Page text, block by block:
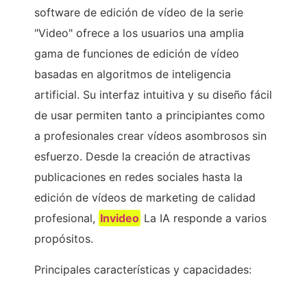
software de edición de vídeo de la serie
"Video" ofrece a los usuarios una amplia
gama de funciones de edición de vídeo
basadas en algoritmos de inteligencia
artificial. Su interfaz intuitiva y su diseño fácil
de usar permiten tanto a principiantes como
a profesionales crear vídeos asombrosos sin
esfuerzo. Desde la creación de atractivas
publicaciones en redes sociales hasta la
edición de vídeos de marketing de calidad
profesional, Invideo La IA responde a varios
propósitos.
Principales características y capacidades: